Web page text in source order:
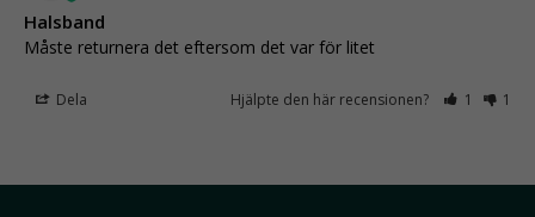
Halsband
Måste returnera det eftersom det var för litet
Dela Hjälpte den här recensionen? 1 1